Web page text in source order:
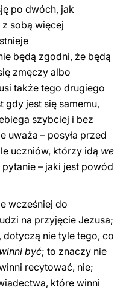
po dwóch, jak
z sobą więcej
będą zgodni, że będą
zmęczy albo
także tego drugiego
gdy jest się samemu,
szybciej i bez
uważa – posyła przed
uczniów, którzy idą we
– jaki jest powód
wcześniej do
na przyjęcie Jezusa;
dotyczą nie tyle tego, co
być; to znaczy nie
recytować, nie;
które winni